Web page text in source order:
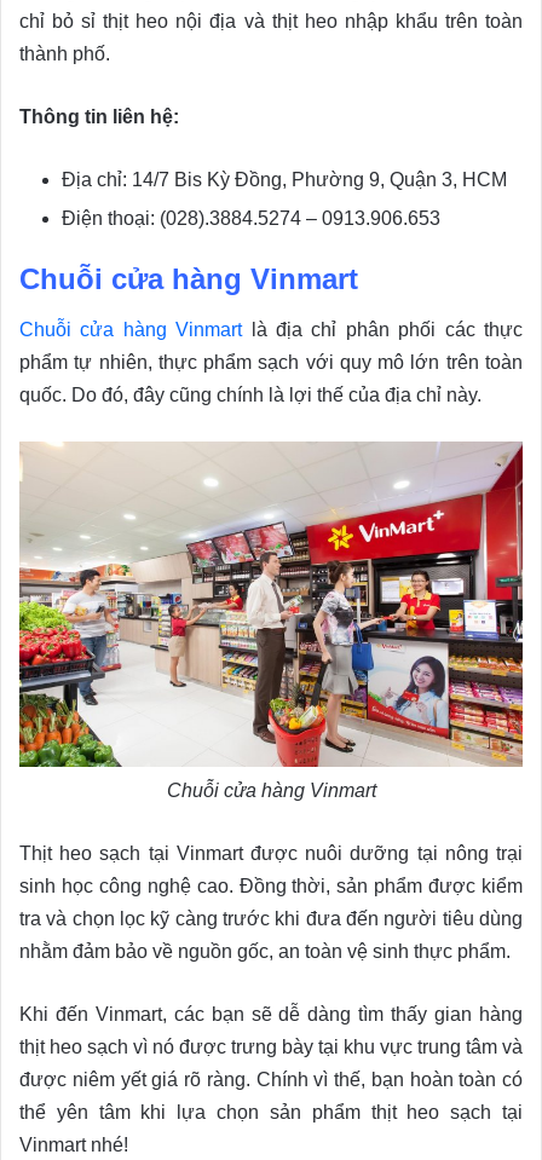
chỉ bỏ sỉ thịt heo nội địa và thịt heo nhập khẩu trên toàn
thành phố.
Thông tin liên hệ:
Địa chỉ: 14/7 Bis Kỳ Đồng, Phường 9, Quận 3, HCM
Điện thoại: (028).3884.5274 – 0913.906.653
Chuỗi cửa hàng Vinmart
Chuỗi cửa hàng Vinmartlà địa chỉ phân phối các thực
phẩm tự nhiên, thực phẩm sạch với quy mô lớn trên toàn
quốc. Do đó, đây cũng chính là lợi thế của địa chỉ này.
Chuỗi cửa hàng Vinmart
Thịt heo sạch tại Vinmart được nuôi dưỡng tại nông trại
sinh học công nghệ cao. Đồng thời, sản phẩm được kiểm
tra và chọn lọc kỹ càng trước khi đưa đến người tiêu dùng
nhằm đảm bảo về nguồn gốc, an toàn vệ sinh thực phẩm.
Khi đến Vinmart, các bạn sẽ dễ dàng tìm thấy gian hàng
thịt heo sạch vì nó được trưng bày tại khu vực trung tâm và
được niêm yết giá rõ ràng. Chính vì thế, bạn hoàn toàn có
thể yên tâm khi lựa chọn sản phẩm thịt heo sạch tại
Vinmart nhé!